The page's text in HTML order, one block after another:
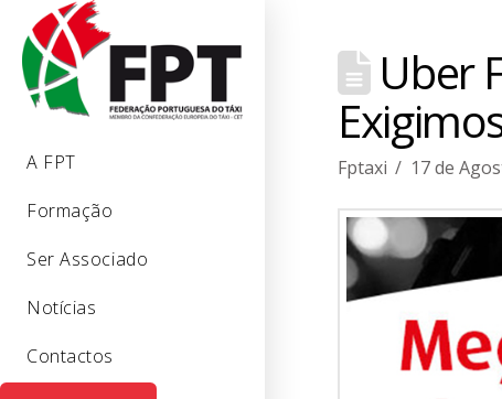
A FPT
Formação
Ser Associado
Notícias
Contactos
Uber
Fptaxi 17 de